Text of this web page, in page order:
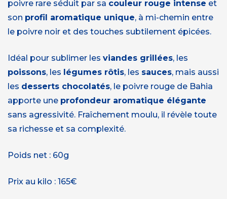
poivre rare séduit par sa couleur rouge intense et
son profil aromatique unique, à mi-chemin entre
le poivre noir et des touches subtilement épicées.
Idéal pour sublimer les viandes grillées, les
poissons, les légumes rôtis, les sauces, mais aussi
les desserts chocolatés, le poivre rouge de Bahia
apporte une profondeur aromatique élégante
sans agressivité. Fraîchement moulu, il révèle toute
sa richesse et sa complexité.
Poids net : 60g
Prix au kilo : 165€